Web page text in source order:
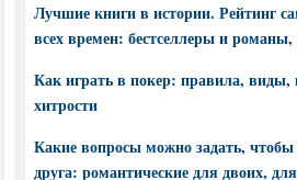
Лучшие книги в истории. Рейтинг
всех времен: бестселлеры и
Как играть в покер: правила,
хитрости
Какие вопросы можно задать, чтобы
друга: романтические для двоих,